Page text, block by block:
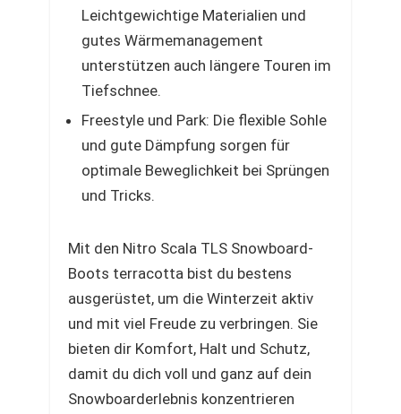
Leichtgewichtige Materialien und
gutes Wärmemanagement
unterstützen auch längere Touren im
Tiefschnee.
Freestyle und Park: Die flexible Sohle
und gute Dämpfung sorgen für
optimale Beweglichkeit bei Sprüngen
und Tricks.
Mit den Nitro Scala TLS Snowboard-
Boots terracotta bist du bestens
ausgerüstet, um die Winterzeit aktiv
und mit viel Freude zu verbringen. Sie
bieten dir Komfort, Halt und Schutz,
damit du dich voll und ganz auf dein
Snowboarderlebnis konzentrieren